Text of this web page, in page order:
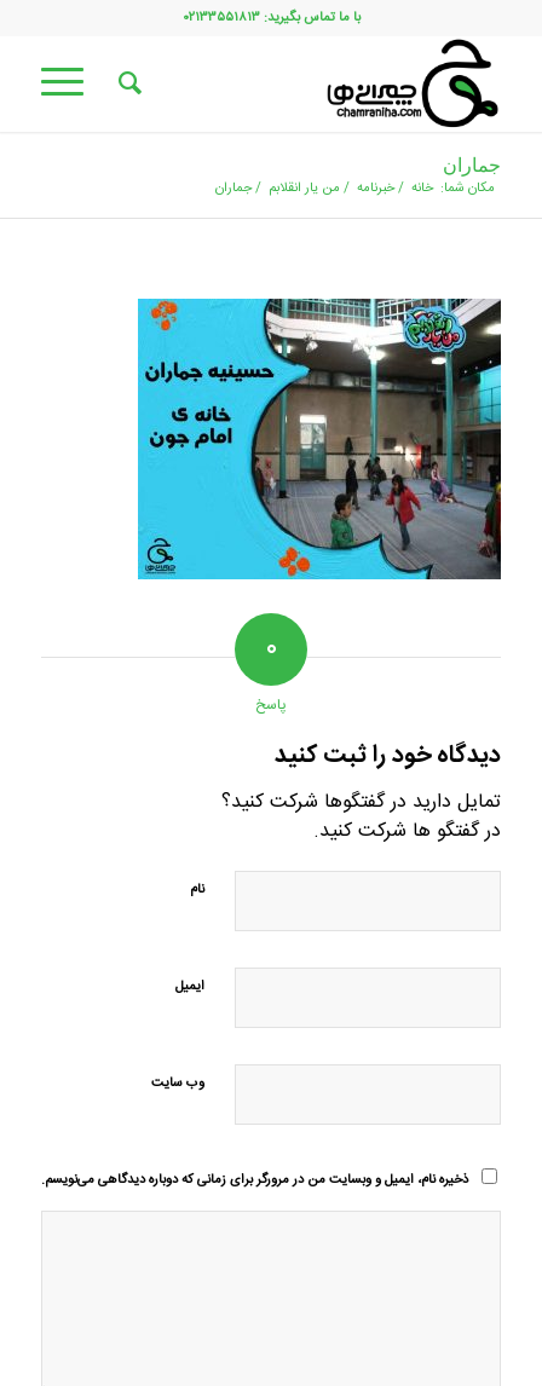
با ما تماس بگیرید: ۰۲۱۳۳۵۵۱۸۱۳
جماران
مکان شما: خانه /خبرنامه / من یار انقلابم /جماران
۰
پاسخ
دیدگاه خود را ثبت کنید
تمایل دارید در گفتگوها شرکت کنید؟
در گفتگو ها شرکت کنید.
نام
ایمیل
وب‌ سایت
ذخیره نام، ایمیل و وبسایت من در مرورگر برای زمانی که دوباره دیدگاهی می‌نویسم.